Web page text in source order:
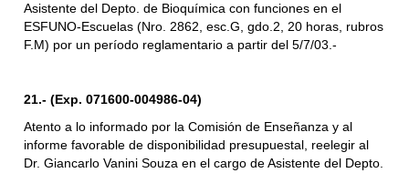
Asistente del Depto. de Bioquímica con funciones en el
ESFUNO-Escuelas (Nro. 2862, esc.G, gdo.2, 20 horas, rubros
F.M) por un período reglamentario a partir del 5/7/03.-
21.- (Exp. 071600-004986-04)
Atento a lo informado por la Comisión de Enseñanza y al
informe favorable de disponibilidad presupuestal, reelegir al
Dr. Giancarlo Vanini Souza en el cargo de Asistente del Depto.